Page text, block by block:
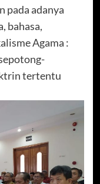
pada adanya
bahasa,
Agama :
tertentu